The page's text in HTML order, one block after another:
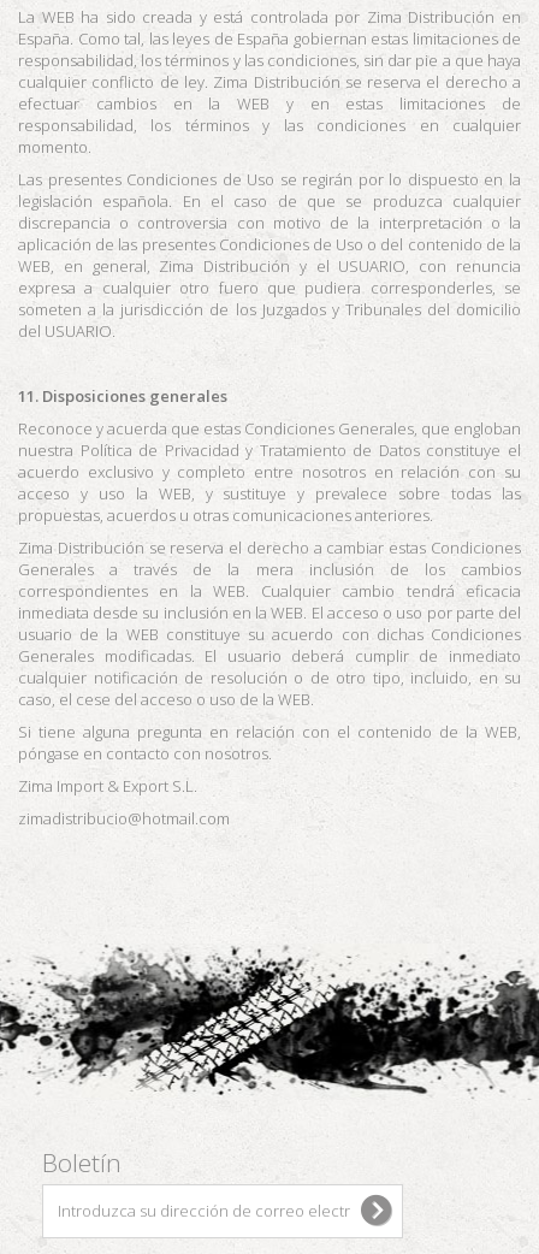
La WEB ha sido creada y está controlada por Zima Distribución en
España. Como tal, las leyes de España gobiernan estas limitaciones de
responsabilidad, los términos y las condiciones, sin dar pie a que haya
cualquier conflicto de ley. Zima Distribución se reserva el derecho a
efectuar cambios en la WEB y en estas limitaciones de
responsabilidad, los términos y las condiciones en cualquier
momento.
Las presentes Condiciones de Uso se regirán por lo dispuesto en la
legislación española. En el caso de que se produzca cualquier
discrepancia o controversia con motivo de la interpretación o la
aplicación de las presentes Condiciones de Uso o del contenido de la
WEB, en general, Zima Distribución y el USUARIO, con renuncia
expresa a cualquier otro fuero que pudiera corresponderles, se
someten a la jurisdicción de los Juzgados y Tribunales del domicilio
del USUARIO.
11. Disposiciones generales
Reconoce y acuerda que estas Condiciones Generales, que engloban
nuestra Política de Privacidad y Tratamiento de Datos constituye el
acuerdo exclusivo y completo entre nosotros en relación con su
acceso y uso la WEB, y sustituye y prevalece sobre todas las
propuestas, acuerdos u otras comunicaciones anteriores.
Zima Distribuciónse reserva el derecho a cambiar estas Condiciones
Generales a través de la mera inclusión de los cambios
correspondientes en la WEB. Cualquier cambio tendrá eficacia
inmediata desde su inclusión en la WEB. El acceso o uso por parte del
usuario de la WEB constituye su acuerdo con dichas Condiciones
Generales modificadas. El usuario deberá cumplir de inmediato
cualquier notificación de resolución o de otro tipo, incluido, en su
caso, el cese del acceso o uso de la WEB.
Si tiene alguna pregunta en relación con el contenido de la WEB,
póngase en contacto con nosotros.
Zima Import & Export S.L.
zimadistribucio@hotmail.com
Boletín